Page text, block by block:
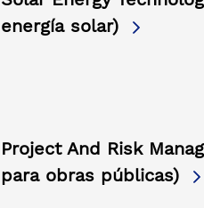
energía solar)
Project And Risk
para obras públicas)